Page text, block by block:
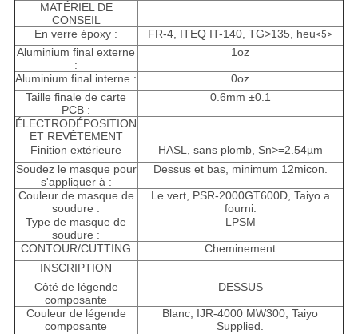
MATÉRIEL DE
CONSEIL
En verre époxy :
FR-4, ITEQ IT-140, TG>135, heu<5>
Aluminium final externe
:
1oz
Aluminium final interne :
0oz
Taille finale de carte
PCB :
0.6mm ±0.1
ÉLECTRODÉPOSITION
ET REVÊTEMENT
Finition extérieure
HASL, sans plomb, Sn>=2.54µm
Soudez le masque pour
s'appliquer à :
Dessus et bas, minimum 12micon.
Couleur de masque de
soudure :
Le vert, PSR-2000GT600D, Taiyo a
fourni.
Type de masque de
soudure :
LPSM
CONTOUR/CUTTING
Cheminement
INSCRIPTION
Côté de légende
composante
DESSUS
Couleur de légende
composante
Blanc, IJR-4000 MW300, Taiyo
Supplied.